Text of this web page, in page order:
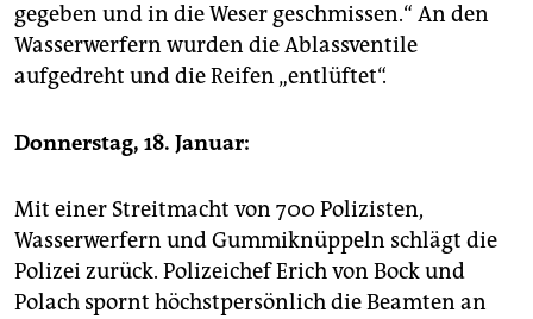
gegeben und in die Weser geschmissen.“ An den
Wasserwerfern wurden die Ablassventile
aufgedreht und die Reifen „entlüftet“.
Donnerstag, 18. Januar:
Mit einer Streitmacht von 700 Polizisten,
Wasserwerfern und Gummiknüppeln schlägt die
Polizei zurück. Polizeichef Erich von Bock und
Polach spornt höchstpersönlich die Beamten an